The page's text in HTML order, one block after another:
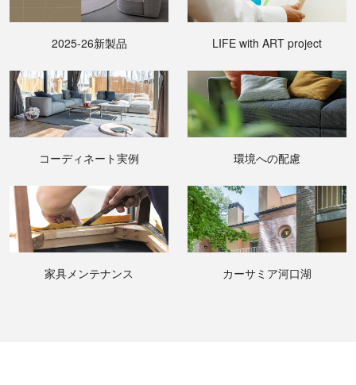
2025-26新製品 LIFE with ART project
コーディネート実例 環境への配慮
家具メンテナンス カーサミア河口湖